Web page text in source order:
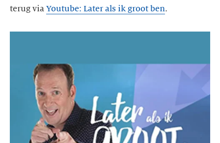
terug via Youtube: Later als ik groot ben.